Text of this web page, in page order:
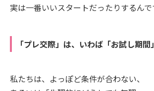
実は一番いいスタートだったりするんで
「プレ交際」は、いわば「お試し期間」
私たちは、よっぽど条件が合わない、